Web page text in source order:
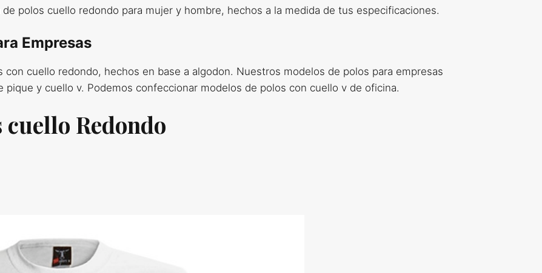
polos cuello redondo para mujer y hombre, hechos a la medida de tus especificaciones.
Empresas
con cuello redondo, hechos en base a algodon. Nuestros modelos de polos para empresas
y cuello v. Podemos confeccionar modelos de polos con cuello v de oficina.
Redondo